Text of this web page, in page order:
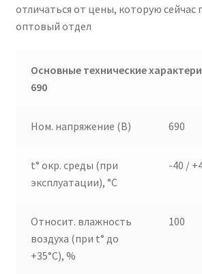
отличаться от цены, которую сейчас
оптовый отдел
Основные технические
690
Ном. напряжение (В) 690
t° окр. среды (при
эксплуатации), °C
-40 /
Относит. влажность
воздуха (при t° до
+35°C), %
100